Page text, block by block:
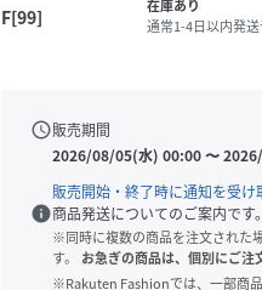
F[99]
在庫あり
通常1-4日以内発
schedule販売期間
2026/08/05(水) 00:00〜
販売開始・終了時に通知を受け
info商品発送についてのご案内です。
※同時に複数の商品を注文された
す。
お急ぎの商品は、個別にご注
※Rakuten Fashionでは、一部商